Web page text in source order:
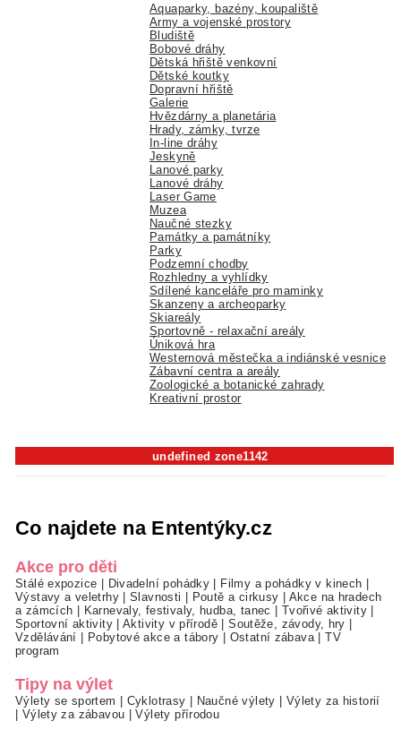
Aquaparky, bazény, koupaliště
Army a vojenské prostory
Bludiště
Bobové dráhy
Dětská hřiště venkovní
Dětské koutky
Dopravní hřiště
Galerie
Hvězdárny a planetária
Hrady, zámky, tvrze
In-line dráhy
Jeskyně
Lanové parky
Lanové dráhy
Laser Game
Muzea
Naučné stezky
Památky a památníky
Parky
Podzemní chodby
Rozhledny a vyhlídky
Sdílené kanceláře pro maminky
Skanzeny a archeoparky
Skiareály
Sportovně - relaxační areály
Úniková hra
Westernová městečka a indiánské vesnice
Zábavní centra a areály
Zoologické a botanické zahrady
Kreativní prostor
undefined zone1142
Co najdete na Ententýky.cz
Akce pro děti
Stálé expozice Divadelní pohádky Filmy a pohádky v kinech
Výstavy a veletrhy|Slavnosti Poutě a cirkusy
Akce na hradech
a zámcích
Karnevaly, festivaly, hudba, tanec Tvořivé aktivity
Sportovní aktivity|Aktivity v přírodě |Soutěže, závody, hry
Vzdělávání
Pobytové akce a tábory Ostatní zábava|TV
program
Tipy na výlet
Výlety se sportem Cyklotrasy Naučné výlety
Výlety za historií
Výlety za zábavou |Výlety přírodou